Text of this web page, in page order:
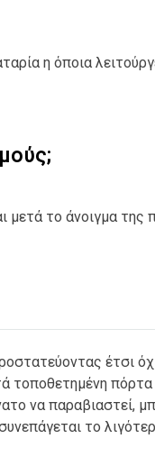
η όποια
μετά το άνοιγμα της
έτσι
τοποθετημένη
να παραβιαστεί,
το